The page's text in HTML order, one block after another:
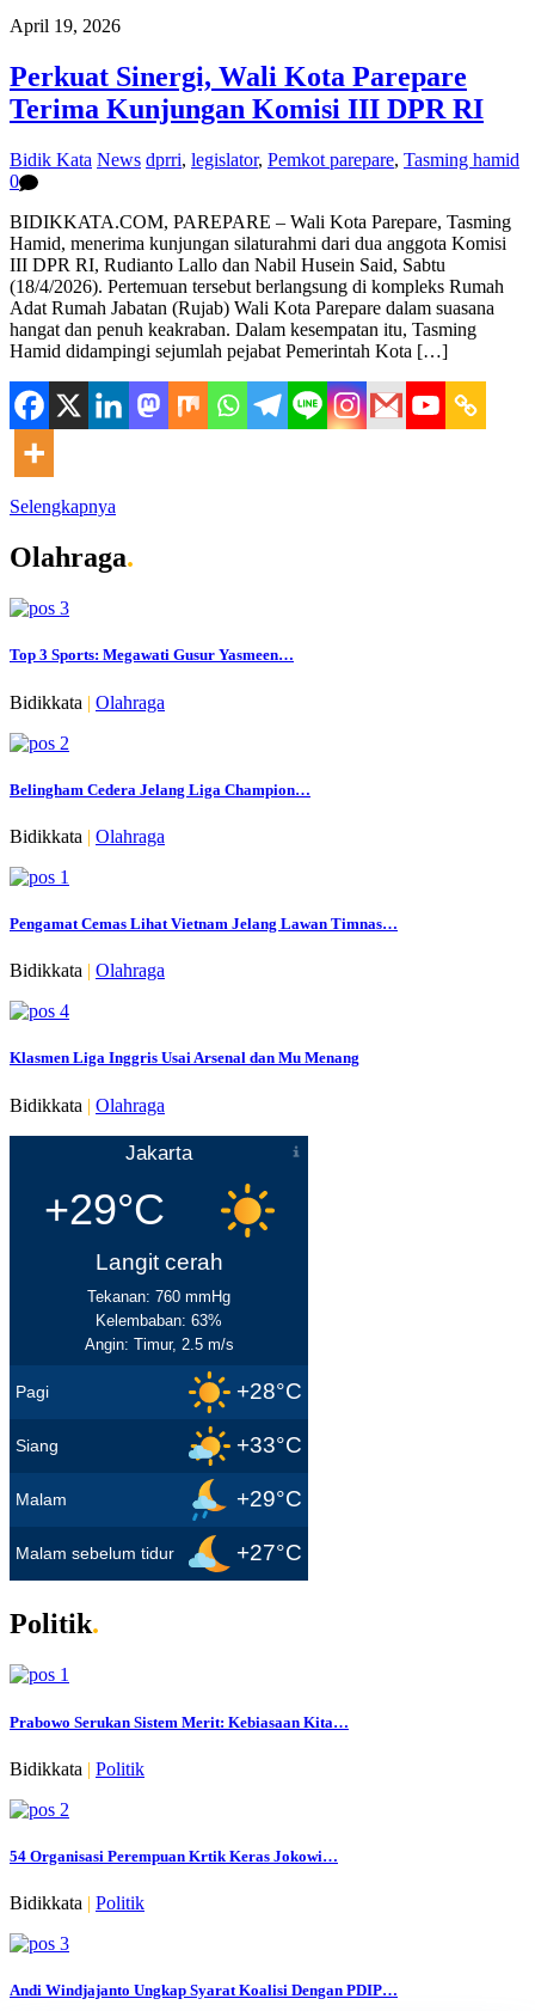
April 19, 2026
Perkuat Sinergi, Wali Kota Parepare
Terima Kunjungan Komisi III DPR RI
Bidik Kata News dprri, legislator, Pemkot parepare, Tasming hamid
0
BIDIKKATA.COM, PAREPARE – Wali Kota Parepare, Tasming
Hamid, menerima kunjungan silaturahmi dari dua anggota Komisi
III DPR RI, Rudianto Lallo dan Nabil Husein Said, Sabtu
(18/4/2026). Pertemuan tersebut berlangsung di kompleks Rumah
Adat Rumah Jabatan (Rujab) Wali Kota Parepare dalam suasana
hangat dan penuh keakraban. Dalam kesempatan itu, Tasming
Hamid didampingi sejumlah pejabat Pemerintah Kota […]
Selengkapnya
Olahraga.
Top 3 Sports: Megawati Gusur Yasmeen…
Bidikkata | Olahraga
Belingham Cedera Jelang Liga Champion…
Bidikkata | Olahraga
Pengamat Cemas Lihat Vietnam Jelang Lawan Timnas…
Bidikkata | Olahraga
Klasmen Liga Inggris Usai Arsenal dan Mu Menang
Bidikkata | Olahraga
Jakarta
+29°C
Langit cerah
Tekanan: 760 mmHg
Kelembaban: 63%
Angin: Timur, 2.5 m/s
Pagi +28°C
Siang +33°C
Malam +29°C
Malam sebelum tidur +27°C
Politik.
Prabowo Serukan Sistem Merit: Kebiasaan Kita…
Bidikkata | Politik
54 Organisasi Perempuan Krtik Keras Jokowi…
Bidikkata | Politik
Andi Windjajanto Ungkap Syarat Koalisi Dengan PDIP…